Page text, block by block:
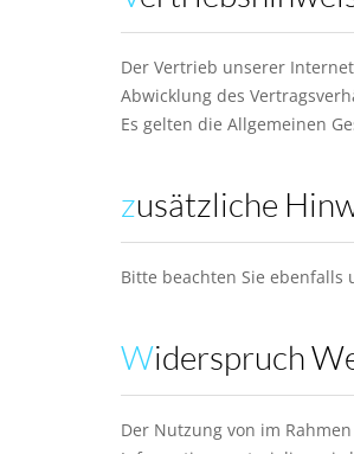
Der Vertrieb unserer
Abwicklung des
Es gelten die Allgemeinen
zusätzliche
Bitte beachten Sie ebenfalls
Widerspruch
Der Nutzung von im